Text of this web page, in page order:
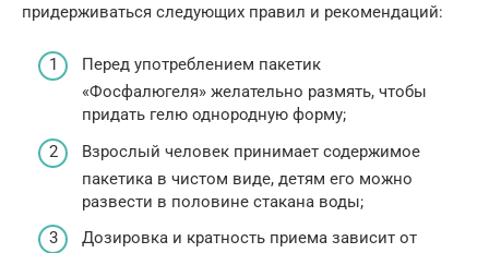
придерживаться следующих правил и рекомендаций:
Перед употреблением пакетик
«Фосфалюгеля» желательно размять, чтобы
придать гелю однородную форму;
Взрослый человек принимает содержимое
пакетика в чистом виде, детям его можно
развести в половине стакана воды;
Дозировка и кратность приема зависит от